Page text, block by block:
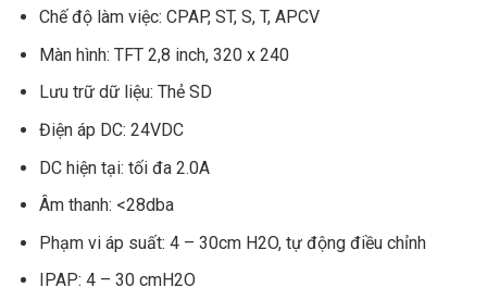
Chế độ làm việc: CPAP, ST, S, T, APCV
Màn hình: TFT 2,8 inch, 320 x 240
Lưu trữ dữ liệu: Thẻ SD
Điện áp DC: 24VDC
DC hiện tại: tối đa 2.0A
Âm thanh: <28dba
Phạm vi áp suất: 4 – 30cm H2O, tự động điều chỉnh
IPAP: 4 – 30 cmH2O